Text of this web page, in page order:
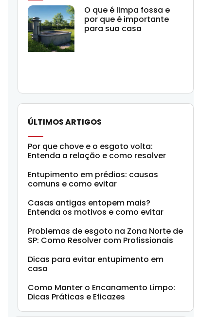
O que é limpa fossa e
por que é importante
para sua casa
ÚLTIMOS ARTIGOS
Por que chove e o esgoto volta:
Entenda a relação e como resolver
Entupimento em prédios: causas
comuns e como evitar
Casas antigas entopem mais?
Entenda os motivos e como evitar
Problemas de esgoto na Zona Norte de
SP: Como Resolver com Profissionais
Dicas para evitar entupimento em
casa
Como Manter o Encanamento Limpo:
Dicas Práticas e Eficazes